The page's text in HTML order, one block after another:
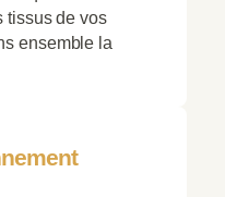
tissus de vos
ensemble la